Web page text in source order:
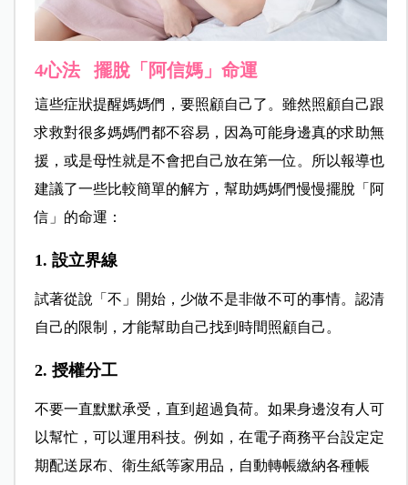
4心法 擺脫「阿信媽」命運
這些症狀提醒媽媽們，要照顧自己了。雖然照顧自己跟
求救對很多媽媽們都不容易，因為可能身邊真的求助無
援，或是母性就是不會把自己放在第一位。所以報導也
建議了一些比較簡單的解方，幫助媽媽們慢慢擺脫「阿
信」的命運：
1. 設立界線
試著從說「不」開始，少做不是非做不可的事情。認清
自己的限制，才能幫助自己找到時間照顧自己。
2. 授權分工
不要一直默默承受，直到超過負荷。如果身邊沒有人可
以幫忙，可以運用科技。例如，在電子商務平台設定定
期配送尿布、衛生紙等家用品，自動轉帳繳納各種帳